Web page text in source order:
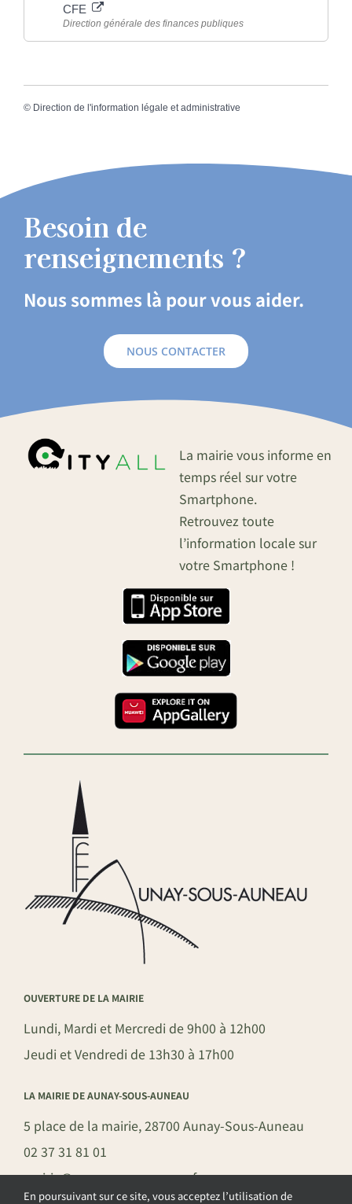
CFE
Direction générale des finances publiques
© Direction de l'information légale et administrative
Besoin de
renseignements ?
Nous sommes là pour vous aider.
NOUS CONTACTER
La mairie vous informe en
temps réel sur votre
Smartphone.
Retrouvez toute
l’information locale sur
votre Smartphone !
OUVERTURE DE LA MAIRIE
Lundi, Mardi et Mercredi de 9h00 à 12h00
Jeudi et Vendredi de 13h30 à 17h00
LA MAIRIE DE AUNAY-SOUS-AUNEAU
5 place de la mairie, 28700 Aunay-Sous-Auneau
02 37 31 81 01
mairie@aunay-sous-auneau.fr
En poursuivant sur ce site, vous acceptez l’utilisation de